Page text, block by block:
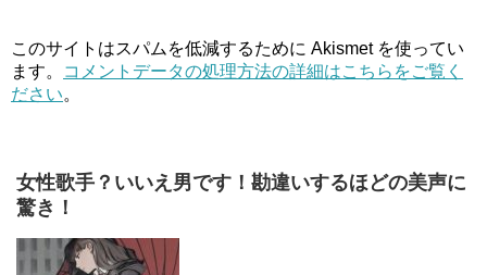
このサイトはスパムを低減するために Akismet を使ってい
ます。
コメントデータの処理方法の詳細はこちらをご覧く
ださい。
女性歌手？いいえ男です！勘違いするほどの美声に
驚き！